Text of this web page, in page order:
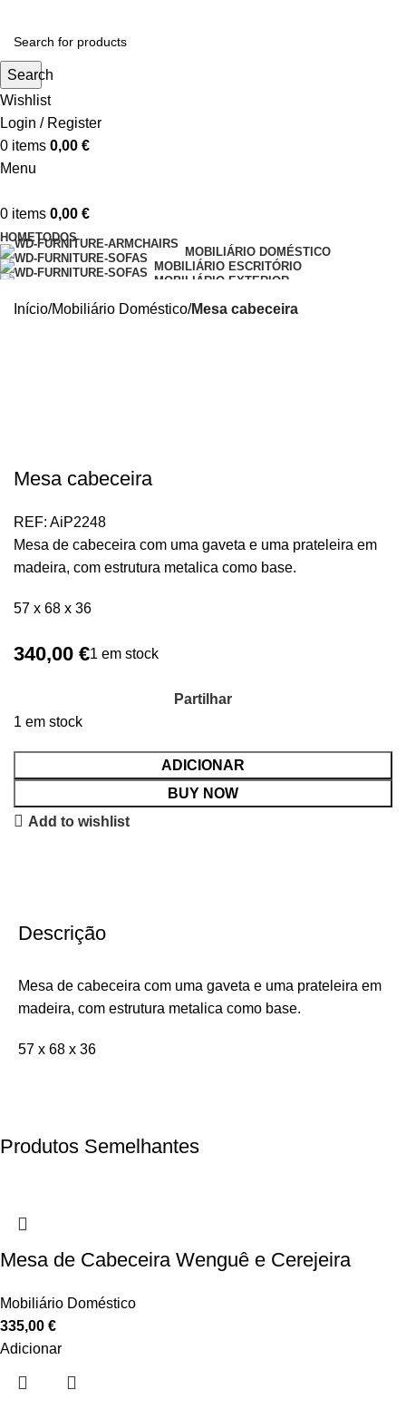
Search
Wishlist
Login / Register
0 items 0,00 €
Menu
0 items 0,00 €
HOMETODOS
MOBILIÁRIO DOMÉSTICO
MOBILIÁRIO ESCRITÓRIO
MOBILIÁRIO EXTERIOR
EQUIPAMENTO
Início Mobiliário Doméstico Mesa cabeceira
Mesa cabeceira
REF: AiP2248
Mesa de cabeceira com uma gaveta e uma prateleira em
madeira, com estrutura metalica como base.
57 x 68 x 36
340,00 €1 em stock
Partilhar
1 em stock
ADICIONAR
BUY NOW
Add to wishlist
Descrição
Mesa de cabeceira com uma gaveta e uma prateleira em
madeira, com estrutura metalica como base.
57 x 68 x 36
Produtos Semelhantes
Mesa de Cabeceira Wenguê e Cerejeira
Mobiliário Doméstico
335,00 €
Adicionar